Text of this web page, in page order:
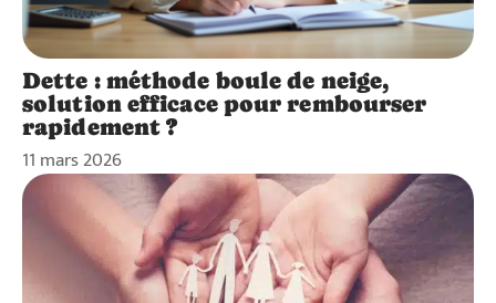
Dette : méthode boule de neige,
solution efficace pour rembourser
rapidement ?
11 mars 2026